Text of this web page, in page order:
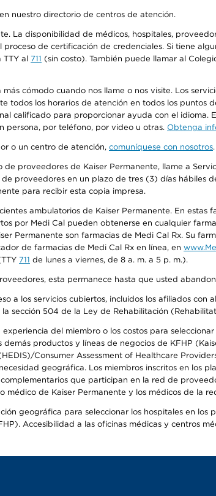
nuestro directorio de centros de atención.
La disponibilidad de médicos, hospitales,
de certificación de credenciales. Si tiene
TTY al 711 (sin costo). También puede llamar al
cómodo cuando nos llame o nos visite. Los
todos los horarios de atención en todos los puntos
calificado para proporcionar ayuda con el
persona, por teléfono, por video u otras. Obtenga
o un centro de atención, comuníquese con nosotros.
proveedores de Kaiser Permanente, llame a
proveedores en un plazo de tres (3) días hábiles
para recibir esta copia impresa.
ambulatorios de Kaiser Permanente. En
por Medi Cal pueden obtenerse en cualquier
Permanente son farmacias de Medi Cal Rx. Su
de farmacias de Medi Cal Rx en línea, en
711 de lunes a viernes, de 8 a. m. a 5 p. m.).
esta permanece hasta que usted
a los servicios cubiertos, incluidos los afiliados
sección 504 de la Ley de Rehabilitación
del miembro o los costos para
productos y líneas de negocios de KFHP
Consumer Assessment of Healthcare
geográfica. Los miembros inscritos en los
que participan en la red de
de Kaiser Permanente y los médicos de la
geográfica para seleccionar los hospitales en
Accesibilidad a las oficinas médicas y centros